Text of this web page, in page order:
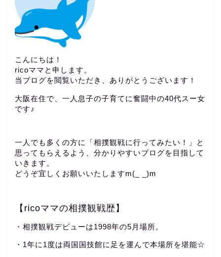
こんにちは！
ricoママと申します。
当ブログを閲覧いただき、ありがとうございます！
大阪在住で、一人息子の子育てに奮闘中の40代スー女
です♪
一人でも多くの方に「相撲観戦に行ってみたい！」と
思ってもらえるよう、分かりやすいブログを目指して
いきます。
どうぞ宜しくお願いいたしますm(_ _)m
【ricoママの相撲観戦歴】
・相撲観戦デビューは1998年の5月場所。
・1年に1度は両国国技館に足を運んで本場所を堪能☆